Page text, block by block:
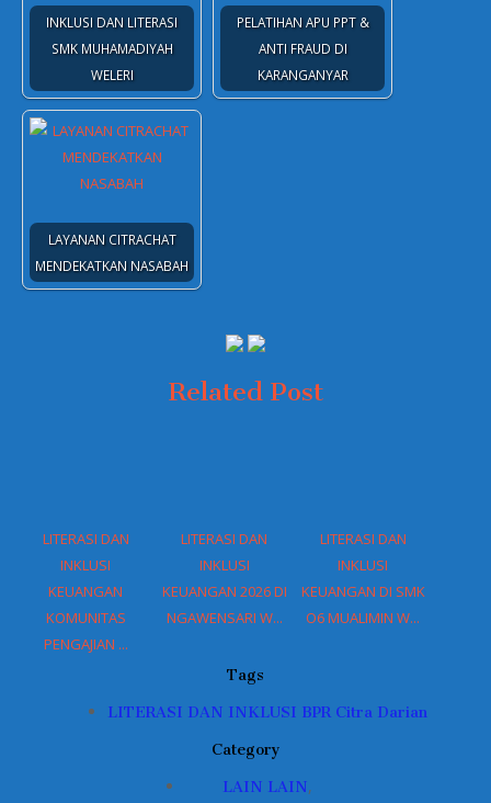
INKLUSI DAN LITERASI
SMK MUHAMADIYAH
WELERI
PELATIHAN APU PPT &
ANTI FRAUD DI
KARANGANYAR
LAYANAN CITRACHAT
MENDEKATKAN NASABAH
Related Post
LITERASI DAN
INKLUSI
KEUANGAN
KOMUNITAS
PENGAJIAN ...
LITERASI DAN
INKLUSI
KEUANGAN 2026 DI
NGAWENSARI W...
LITERASI DAN
INKLUSI
KEUANGAN DI SMK
O6 MUALIMIN W...
Tags
LITERASI DAN INKLUSI BPR Citra Darian
Category
LAIN LAIN,